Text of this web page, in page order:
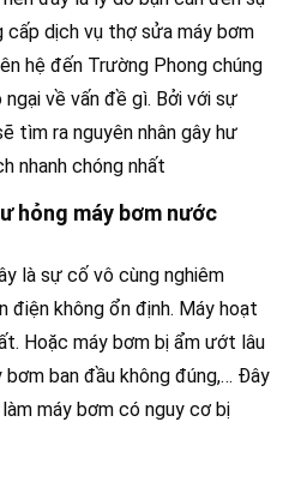
dịch vụ thợ sửa máy bơm
hệ đến Trường Phong chúng
về vấn đề gì. Bởi với sự
tìm ra nguyên nhân gây hư
nhanh chóng nhất
hỏng máy bơm nước
là sự cố vô cùng nghiêm
điện không ổn định. Máy hoạt
Hoặc máy bơm bị ẩm ướt lâu
ban đầu không đúng,… Đây
máy bơm có nguy cơ bị